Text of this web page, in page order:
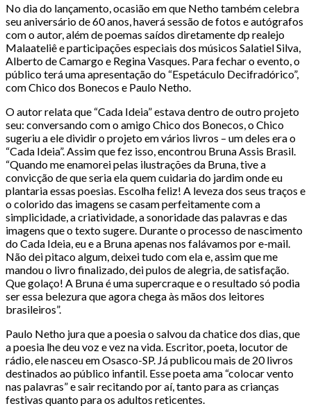
No dia do lançamento, ocasião em que Netho também celebra
seu aniversário de 60 anos, haverá sessão de fotos e autógrafos
com o autor, além de poemas saídos diretamente dp realejo
Malaateliê e participações especiais dos músicos Salatiel Silva,
Alberto de Camargo e Regina Vasques. Para fechar o evento, o
público terá uma apresentação do “Espetáculo Decifradórico”,
com Chico dos Bonecos e Paulo Netho.
O autor relata que “Cada Ideia” estava dentro de outro projeto
seu: conversando com o amigo Chico dos Bonecos, o Chico
sugeriu a ele dividir o projeto em vários livros – um deles era o
“Cada Ideia”. Assim que fez isso, encontrou Bruna Assis Brasil.
“Quando me enamorei pelas ilustrações da Bruna, tive a
convicção de que seria ela quem cuidaria do jardim onde eu
plantaria essas poesias. Escolha feliz! A leveza dos seus traços e
o colorido das imagens se casam perfeitamente com a
simplicidade, a criatividade, a sonoridade das palavras e das
imagens que o texto sugere. Durante o processo de nascimento
do Cada Ideia, eu e a Bruna apenas nos falávamos por e-mail.
Não dei pitaco algum, deixei tudo com ela e, assim que me
mandou o livro finalizado, dei pulos de alegria, de satisfação.
Que golaço! A Bruna é uma supercraque e o resultado só podia
ser essa belezura que agora chega às mãos dos leitores
brasileiros”.
Paulo Netho jura que a poesia o salvou da chatice dos dias, que
a poesia lhe deu voz e vez na vida. Escritor, poeta, locutor de
rádio, ele nasceu em Osasco-SP. Já publicou mais de 20 livros
destinados ao público infantil. Esse poeta ama “colocar vento
nas palavras” e sair recitando por aí, tanto para as crianças
festivas quanto para os adultos reticentes.